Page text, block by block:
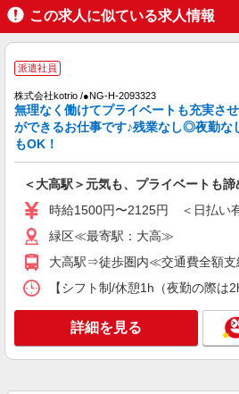
キープ
パート
看護師／サービス付
時給1,339円〜
による 保健師・正看
18:00〜20:00は時給25
エイジフリーハウ
屋市緑区相川3丁目243
キープ
派遣社員
株式会社kotrio /●NG-H-2093323
＜大高駅＞元気も、
週3〜OK/看護助手
時給1500円〜
この求人に似ている求人情報
派遣社員
株式会社kotrio /●NG-H-2093323
無理なく働けてプライベートも充実さ
ができるお仕事です♪残業なし◎夜勤な
もOK！
＜大高駅＞元気も、プライベートも諦
時給1500円〜2125円 ＜日払い
緑区≪最寄駅：大高≫
大高駅⇒徒歩圏内≪交通費全額
【シフト制/休憩1h（夜勤の際
詳細を見る